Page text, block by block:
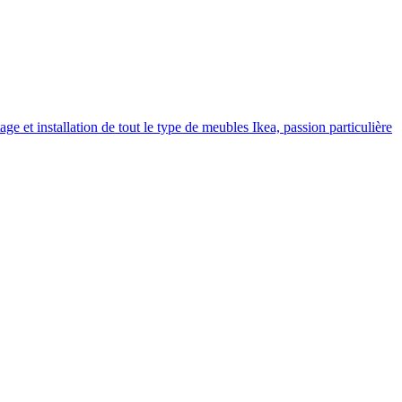
et installation de tout le type de meubles Ikea, passion particulière